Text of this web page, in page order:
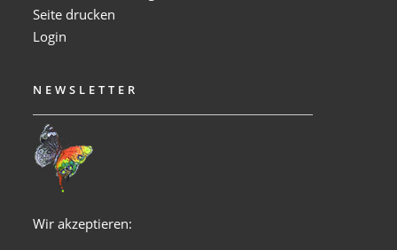
Seite drucken
Login
NEWSLETTER
Wir akzeptieren: